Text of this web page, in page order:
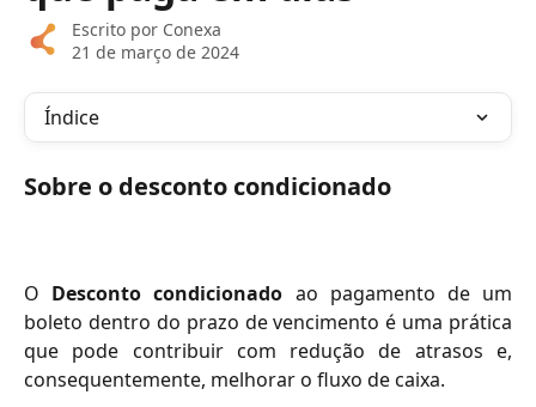
Escrito por Conexa
21 de março de 2024
Índice
Sobre o desconto condicionado
O Desconto condicionado ao pagamento de um
boleto dentro do prazo de vencimento é uma prática
que pode contribuir com redução de atrasos e,
consequentemente, melhorar o fluxo de caixa.